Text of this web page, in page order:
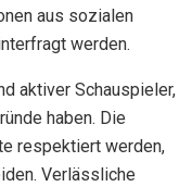
aus sozialen
werden.
aktiver Schauspieler,
haben. Die
respektiert werden,
Verlässliche